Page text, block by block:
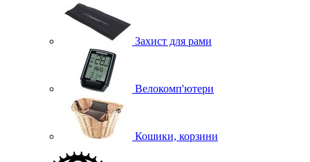
Захист для рами
Велокомп'ютери
Кошики, корзини